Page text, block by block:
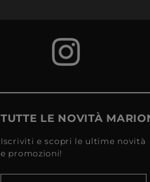
TUTTE LE NOVITÀ
Iscriviti e scopri le ultime novità
e promozioni!